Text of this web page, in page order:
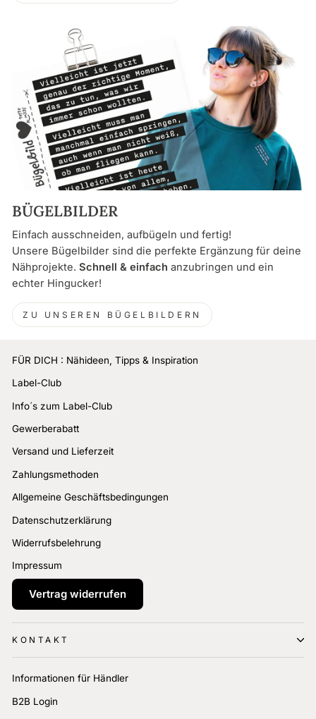
BÜGELBILDER
Einfach ausschneiden, aufbügeln und fertig!
Unsere Bügelbilder sind die perfekte Ergänzung für deine
Nähprojekte. Schnell & einfach anzubringen und ein
echter Hingucker!
ZU UNSEREN BÜGELBILDERN
FÜR DICH : Nähideen, Tipps & Inspiration
Label-Club
Info´s zum Label-Club
Gewerberabatt
Versand und Lieferzeit
Zahlungsmethoden
Allgemeine Geschäftsbedingungen
Datenschutzerklärung
Widerrufsbelehrung
Impressum
Vertrag widerrufen
KONTAKT
Informationen für Händler
B2B Login